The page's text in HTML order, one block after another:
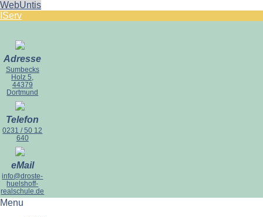
WebUntis
IServ
Adresse
Sumbecks
Holz 5,
44379
Dortmund
Telefon
0231 / 50 12
640
eMail
info@droste-
huelshoff-
realschule.de
Menu